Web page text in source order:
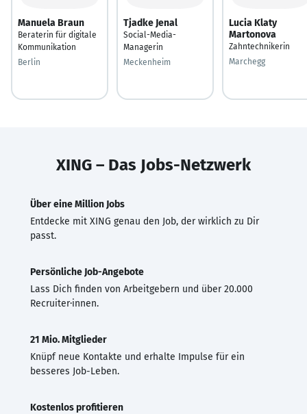
Manuela Braun
Beraterin für digitale
Kommunikation
Berlin
Tjadke Jenal
Social-Media-
Managerin
Meckenheim
Lucia Klaty
Martonova
Zahntechnikerin
Marchegg
XING – Das Jobs-Netzwerk
Über eine Million Jobs
Entdecke mit XING genau den Job, der wirklich zu Dir
passt.
Persönliche Job-Angebote
Lass Dich finden von Arbeitgebern und über 20.000
Recruiter·innen.
21 Mio. Mitglieder
Knüpf neue Kontakte und erhalte Impulse für ein
besseres Job-Leben.
Kostenlos profitieren